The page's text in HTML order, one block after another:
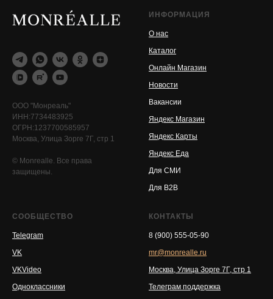
ООО "Монреаль"
ИНН:7734483925
ОГРН:1237700585957
Москва, Улица Зорге 7Г, стр 1
© Monrealle. Все права
защищены.
ИНФОРМАЦИЯ
О нас
Каталог
Онлайн Магазин
Новости
Вакансии
Яндекс Магазин
Яндекс Карты
Яндекс Еда
Для СМИ
Для B2B
СООБЩЕСТВО
Telegram
VK
VKVideo
Одноклассники
КОНТАКТЫ
8 (900) 555-05-90
mr@monrealle.ru
Москва, Улица Зорге 7Г, стр 1
Телеграм поддержка